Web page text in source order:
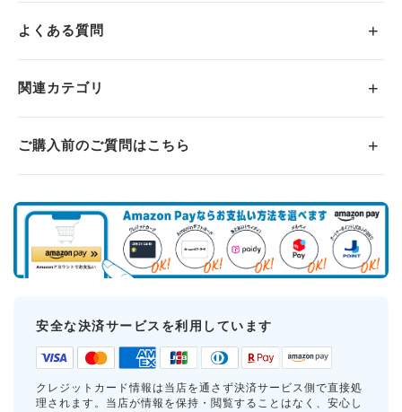
よくある質問
関連カテゴリ
ご購入前のご質問はこちら
安全な決済サービスを利用しています
クレジットカード情報は当店を通さず決済サービス側で直接処
理されます。当店が情報を保持・閲覧することはなく、安心し